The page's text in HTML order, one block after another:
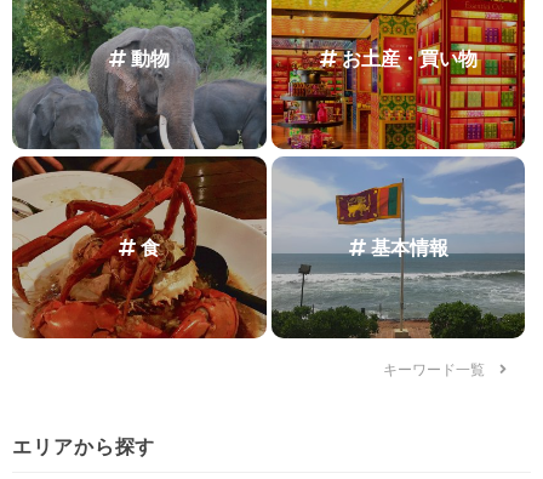
動物 お土産・買い物
食 基本情報
キーワード一覧
エリアから探す